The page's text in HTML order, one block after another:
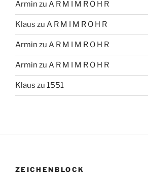
Armin zu A R M I M R O H R
Klaus zu A R M I M R O H R
Armin zu A R M I M R O H R
Armin zu A R M I M R O H R
Klaus zu 1551
ZEICHENBLOCK